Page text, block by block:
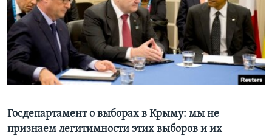
Learning English
СОЦИАЛЬНЫЕ СЕТИ
Языки
Госдепартамент о выборах в Крыму: мы не
признаем легитимности этих выборов и их